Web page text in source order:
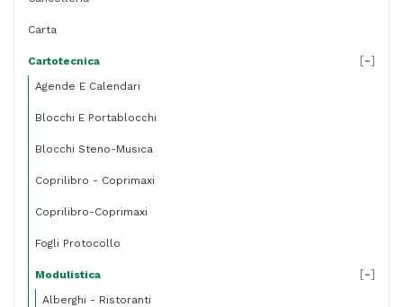
Carta
Cartotecnica
Agende E Calendari
Blocchi E Portablocchi
Blocchi Steno-Musica
Coprilibro - Coprimaxi
Coprilibro-Coprimaxi
Fogli Protocollo
Modulistica
Alberghi - Ristoranti
[-]
[-]